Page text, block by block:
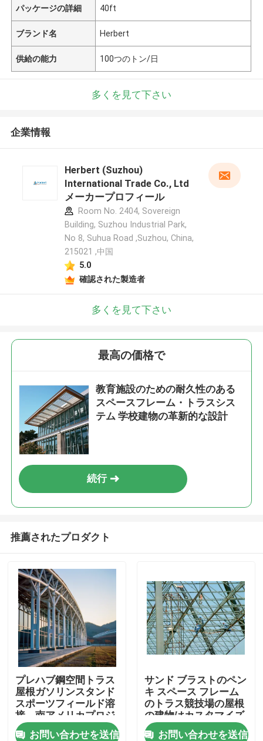
家
パッケージの詳細 40ft
ブランド名 Herbert
供給の能力 100つのトン/日
多くを見て下さい
企業情報
Herbert (Suzhou)
International Trade Co., Ltd
メーカープロフィール
Room No. 2404, Sovereign
Building, Suzhou Industrial Park,
No 8, Suhua Road ,Suzhou, China,
215021 ,中国
5.0
確認された製造者
多くを見て下さい
最高の価格で
教育施設のための耐久性のある
スペースフレーム・トラスシス
テム 学校建物の革新的な設計
続行
推薦されたプロダクト
プレハブ鋼空間トラス
屋根ガソリンスタンド
スポーツフィールド溶
接、南アメリカプロジ
ェクト、Q235、Q345
お問い合わせを送信
サンド ブラストのペン
キ スペース フレーム
のトラス競技場の屋根
の建物はカスタマイズ
した
お問い合わせを送信